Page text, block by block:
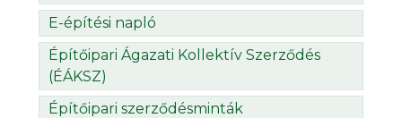
E-építési napló
Építőipari Ágazati Kollektív Szerződés
(ÉÁKSZ)
Építőipari szerződésminták